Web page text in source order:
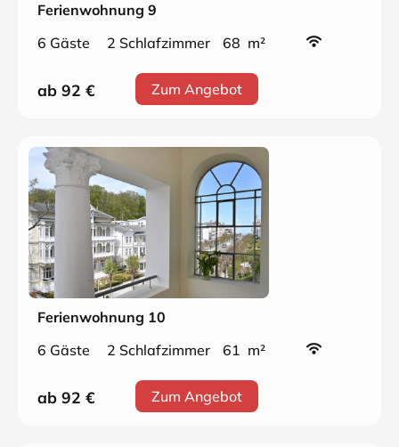
Ferienwohnung 9
6 Gäste
2 Schlafzimmer 68 m²
ab 92 € Zum Angebot
Ferienwohnung 10
6 Gäste
2 Schlafzimmer 61 m²
ab 92 € Zum Angebot